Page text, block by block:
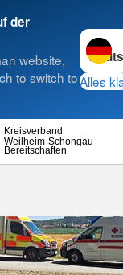
der
website,
to switch toAlles
Bereitschaften
Weilheim-Schongau
Kreisverband